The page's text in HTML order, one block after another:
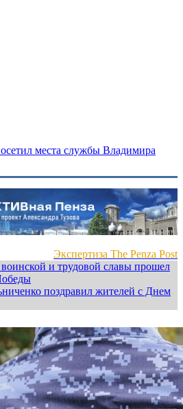
места службы Владимира
Экспертиза The Penza Post
и трудовой славы прошел
поздравил жителей с Днем